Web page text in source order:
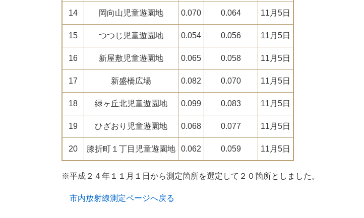
14 岡向山児童遊園地 0.070 0.064 11月5日
15 つつじ児童遊園地 0.054 0.056 11月5日
16 新屋敷児童遊園地 0.065 0.058 11月5日
17 新盛橋広場 0.082 0.070 11月5日
18 緑ヶ丘北児童遊園地 0.099 0.083 11月5日
19 ひざおり児童遊園地 0.068 0.077 11月5日
20 膝折町１丁目児童遊園地 0.062 0.059 11月5日
※平成２４年１１月１日から測定箇所を選定して２０箇所としました。
市内放射線測定ページへ戻る